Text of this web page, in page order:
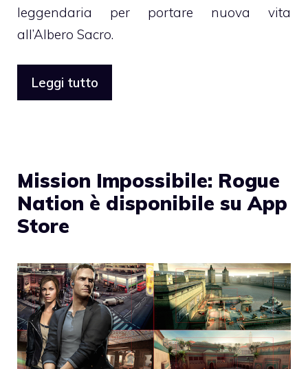
leggendaria per portare nuova vita
all’Albero Sacro.
Leggi tutto
Mission Impossibile: Rogue
Nation è disponibile su App
Store